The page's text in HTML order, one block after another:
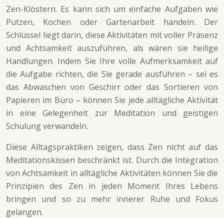
Zen-Klöstern. Es kann sich um einfache Aufgaben wie
Putzen, Kochen oder Gartenarbeit handeln. Der
Schlüssel liegt darin, diese Aktivitäten mit voller Präsenz
und Achtsamkeit auszuführen, als wären sie heilige
Handlungen. Indem Sie Ihre volle Aufmerksamkeit auf
die Aufgabe richten, die Sie gerade ausführen – sei es
das Abwaschen von Geschirr oder das Sortieren von
Papieren im Büro – können Sie jede alltägliche Aktivität
in eine Gelegenheit zur Meditation und geistigen
Schulung verwandeln.
Diese Alltagspraktiken zeigen, dass Zen nicht auf das
Meditationskissen beschränkt ist. Durch die Integration
von Achtsamkeit in alltägliche Aktivitäten können Sie die
Prinzipien des Zen in jeden Moment Ihres Lebens
bringen und so zu mehr innerer Ruhe und Fokus
gelangen.